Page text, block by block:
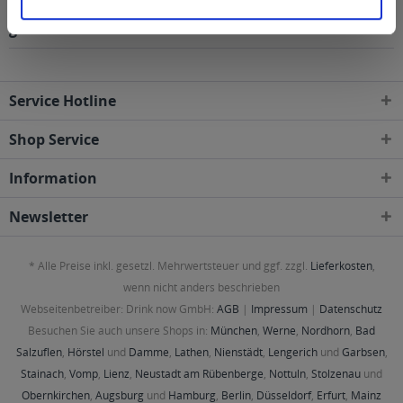
geliefert
Service Hotline
Shop Service
Information
Newsletter
* Alle Preise inkl. gesetzl. Mehrwertsteuer und ggf. zzgl. Lieferkosten,
wenn nicht anders beschrieben
Webseitenbetreiber: Drink now GmbH: AGB | Impressum | Datenschutz
Besuchen Sie auch unsere Shops in: München, Werne, Nordhorn, Bad
Salzuflen, Hörstel und Damme, Lathen, Nienstädt, Lengerichund Garbsen,
Stainach, Vomp, Lienz, Neustadt am Rübenberge, Nottuln, Stolzenau und
Obernkirchen, Augsburg und Hamburg, Berlin, Düsseldorf, Erfurt, Mainz